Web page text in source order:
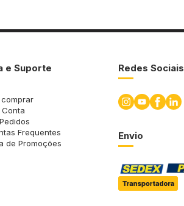
e Suporte
Frequentes
de Promoções
Redes Sociais
Envio